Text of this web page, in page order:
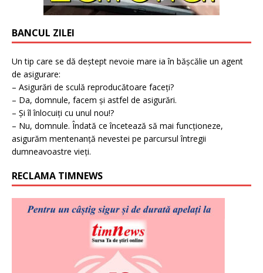
BANCUL ZILEI
Un tip care se dă deștept nevoie mare ia în bășcălie un agent
de asigurare:
– Asigurări de sculă reproducătoare faceți?
– Da, domnule, facem și astfel de asigurări.
– Și îl înlocuiți cu unul nou!?
– Nu, domnule. Îndată ce încetează să mai funcționeze,
asigurăm mentenanță nevestei pe parcursul întregii
dumneavoastre vieți.
RECLAMA TIMNEWS